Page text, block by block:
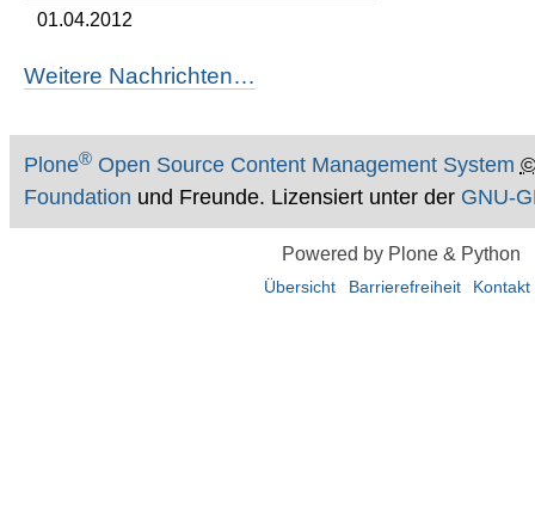
01.04.2012
Weitere Nachrichten…
Plone®Open Source Content Management System ©
Foundation und Freunde. Lizensiert unter der GNU-
Powered by Plone & Python
Übersicht Barrierefreiheit Kontakt